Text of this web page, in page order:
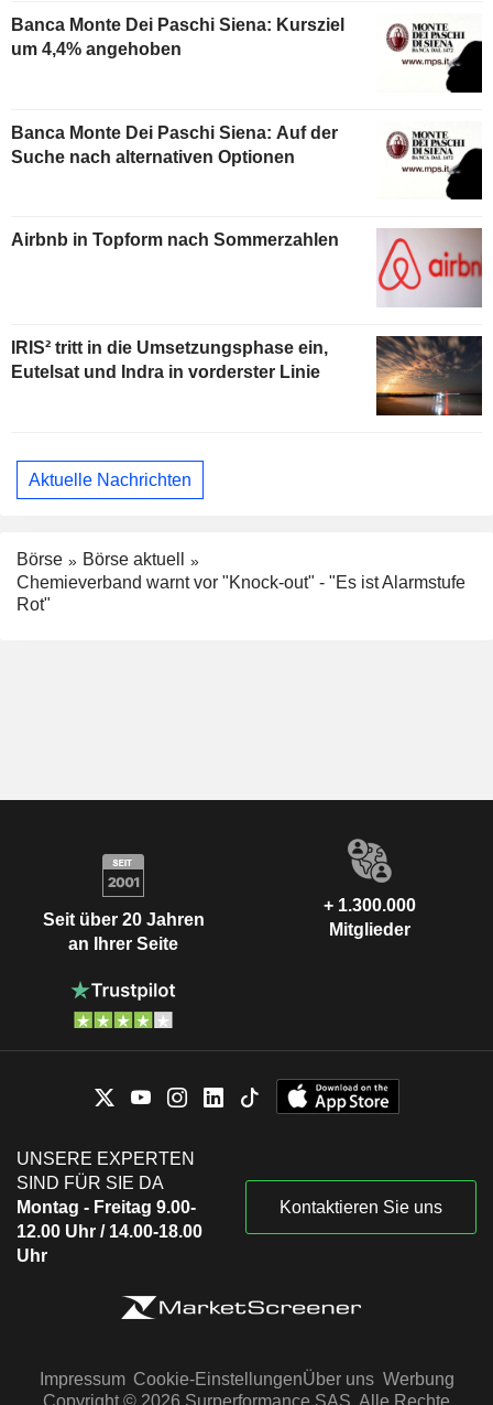
Banca Monte Dei Paschi Siena: Kursziel
um 4,4% angehoben
Banca Monte Dei Paschi Siena: Auf der
Suche nach alternativen Optionen
Airbnb in Topform nach Sommerzahlen
IRIS² tritt in die Umsetzungsphase ein,
Eutelsat und Indra in vorderster Linie
Aktuelle Nachrichten
Börse
Börse aktuell
Chemieverband warnt vor "Knock-out" - "Es ist Alarmstufe
Rot"
Seit über 20 Jahren
an Ihrer Seite
+ 1.300.000
Mitglieder
UNSERE EXPERTEN
SIND FÜR SIE DA
Montag - Freitag 9.00-
12.00 Uhr / 14.00-18.00
Uhr
Kontaktieren Sie uns
Impressum Cookie-EinstellungenÜber uns Werbung
Copyright © 2026 Surperformance SAS. Alle Rechte